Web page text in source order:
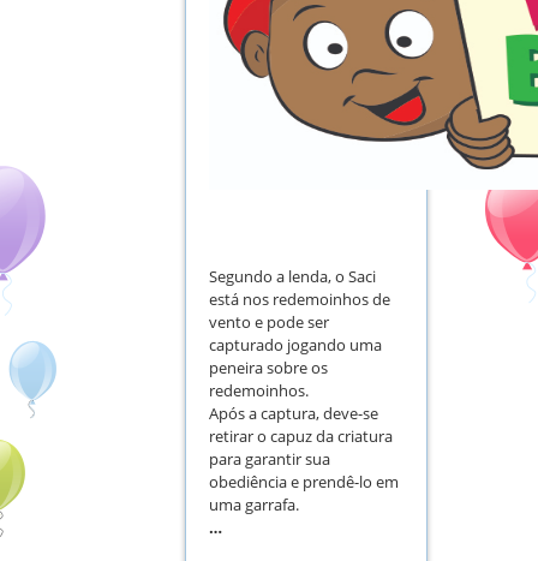
Segundo a lenda, o Saci
está nos redemoinhos de
vento e pode ser
capturado jogando uma
peneira sobre os
redemoinhos.
Após a captura, deve-se
retirar o capuz da criatura
para garantir sua
obediência e prendê-lo em
uma garrafa.
…